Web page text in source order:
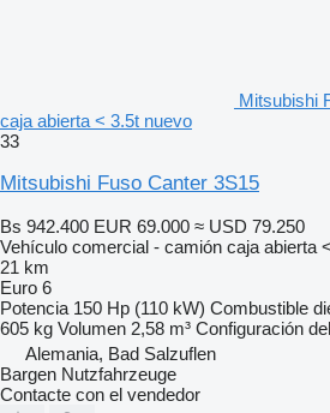
Mitsubishi
caja abierta < 3.5t nuevo
33
Mitsubishi Fuso Canter 3S15
Bs 942.400 EUR 69.000 ≈ USD 79.250
Vehículo comercial - camión caja abierta
21 km
Euro 6
Potencia 150 Hp (110 kW) Combustible
605 kg Volumen 2,58 m³ Configuración
Alemania, Bad Salzuflen
Bargen Nutzfahrzeuge
Contacte con el vendedor